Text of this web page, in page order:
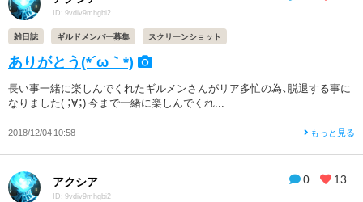
ID: 9vdiv9mhgbi2
雑日誌 ギルドメンバー募集 スクリーンショット
ありがとう(*´ω｀*)
長い事一緒に楽しんでくれたギルメンさんがリア多忙の為、脱退する事に
なりました( ；∀；) 今まで一緒に楽しんでくれ...
2018/12/04 10:58 もっと見る
0 13
アクシア
ID: 9vdiv9mhgbi2